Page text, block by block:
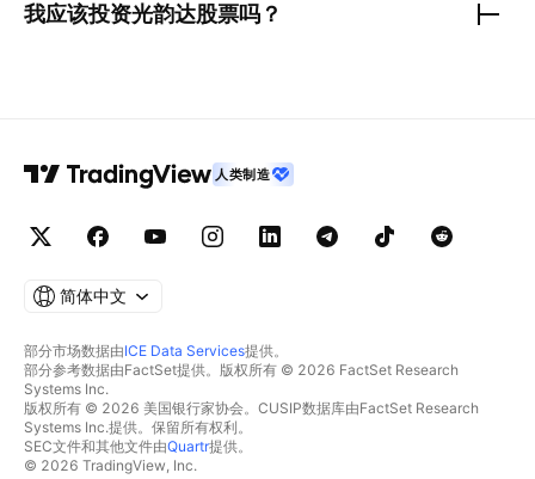
我应该投资光韵达股票吗？
人类制造
简体中文
部分市场数据由ICE Data Services提供。
部分参考数据由FactSet提供。版权所有 © 2026 FactSet Research
Systems Inc.
版权所有 © 2026 美国银行家协会。CUSIP数据库由FactSet Research
Systems Inc.提供。保留所有权利。
SEC文件和其他文件由Quartr提供。
© 2026 TradingView, Inc.